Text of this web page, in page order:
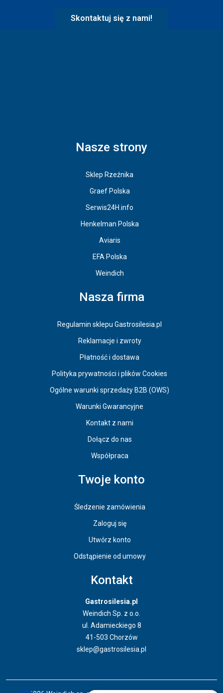
Skontaktuj się z nami!
Nasze strony
Sklep Rzeźnika
Graef Polska
Serwis24H.info
Henkelman Polska
Aviaris
EFA Polska
Weindich
Nasza firma
Regulamin sklepu Gastrosilesia.pl
Reklamacje i zwroty
Płatność i dostawa
Polityka prywatności i plików Cookies
Ogólne warunki sprzedaży B2B (OWS)
Warunki Gwarancyjne
Kontakt z nami
Dołącz do nas
Współpraca
Twoje konto
Śledzenie zamówienia
Zaloguj się
Utwórz konto
Odstąpienie od umowy
Kontakt
Gastrosilesia.pl
Weindich Sp. z o.o.
ul. Adamieckiego 8
41-503 Chorzów
sklep@gastrosilesia.pl